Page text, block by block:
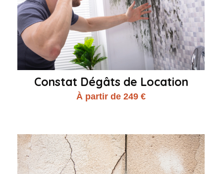
Constat Dégâts de Location
À partir de 249 €